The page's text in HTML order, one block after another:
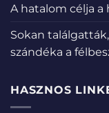
A hatalom célja a
Sokan
szándéka a
HASZNOS